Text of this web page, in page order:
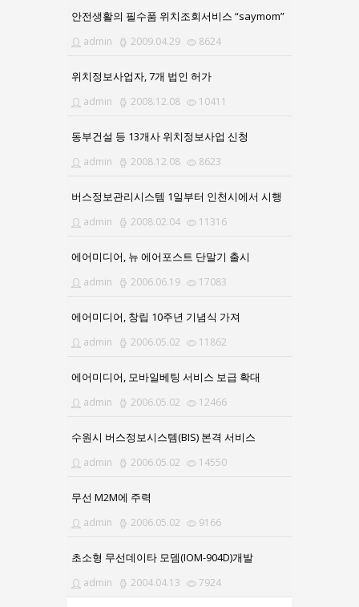
안전생활의 필수품 위치조회서비스 “saymom”
admin 2009.04.29 8624
위치정보사업자, 7개 법인 허가
admin 2008.12.08 10411
동부건설 등 13개사 위치정보사업 신청
admin 2008.12.08 8623
버스정보관리시스템 1일부터 인천시에서 시행
admin 2008.02.04 11316
에어미디어, 뉴 에어포스트 단말기 출시
admin 2006.06.19 17083
에어미디어, 창립 10주년 기념식 가져
admin 2006.05.02 11862
에어미디어, 모바일베팅 서비스 보급 확대
admin 2006.05.02 12466
수원시 버스정보시스템(BIS) 본격 서비스
admin 2006.05.02 14550
무선 M2M에 주력
admin 2006.05.02 9166
초소형 무선데이타 모뎀(IOM-904D)개발
admin 2004.04.13 7924